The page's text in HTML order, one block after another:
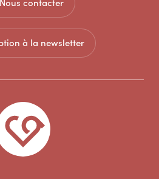
à la newsletter